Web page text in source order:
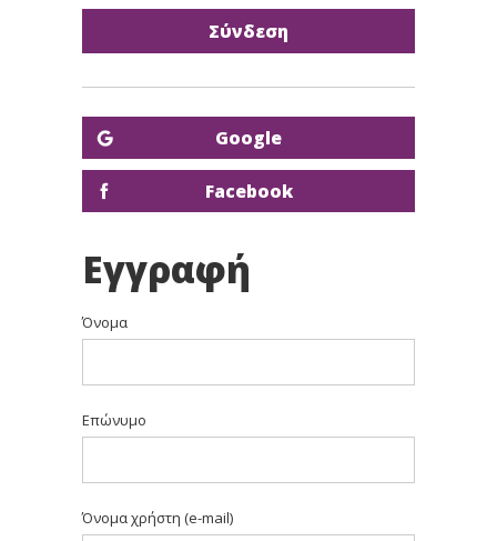
Google
Facebook
Εγγραφή
Όνομα
Επώνυμο
Όνομα χρήστη (e-mail)